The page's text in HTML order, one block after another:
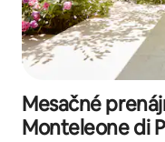
Mesačné
Monteleone di